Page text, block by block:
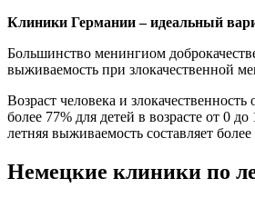
Клиники Германии – идеальный
Большинство менингиом
выживаемость при злокачественной
Возраст человека и
более 77% для детей в возрасте от 0
летняя выживаемость составляет
Немецкие клиники по